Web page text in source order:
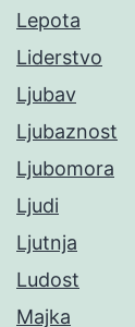
Lepota
Liderstvo
Ljubav
Ljubaznost
Ljubomora
Ljudi
Ljutnja
Ludost
Majka